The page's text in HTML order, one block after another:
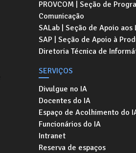
PROVCOM | Seção de
Comunicação
SALab | Seção de Apoio
SAP | Seção de Apoio à
Diretoria Técnica de
SERVIÇOS
Divulgue no IA
Docentes do IA
Espaço de Acolhimento do
Funcionários do IA
Intranet
Reserva de espaços